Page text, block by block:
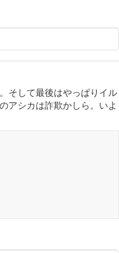
そして最後はやっぱりイル
アシカは詐欺かしら。いよ